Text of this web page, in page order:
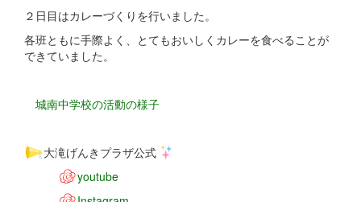
２日目はカレーづくりを行いました。
各班ともに手際よく、とてもおいしくカレーを食べることが
できていました。
城南中学校の活動の様子
大滝げんきプラザ公式
youtube